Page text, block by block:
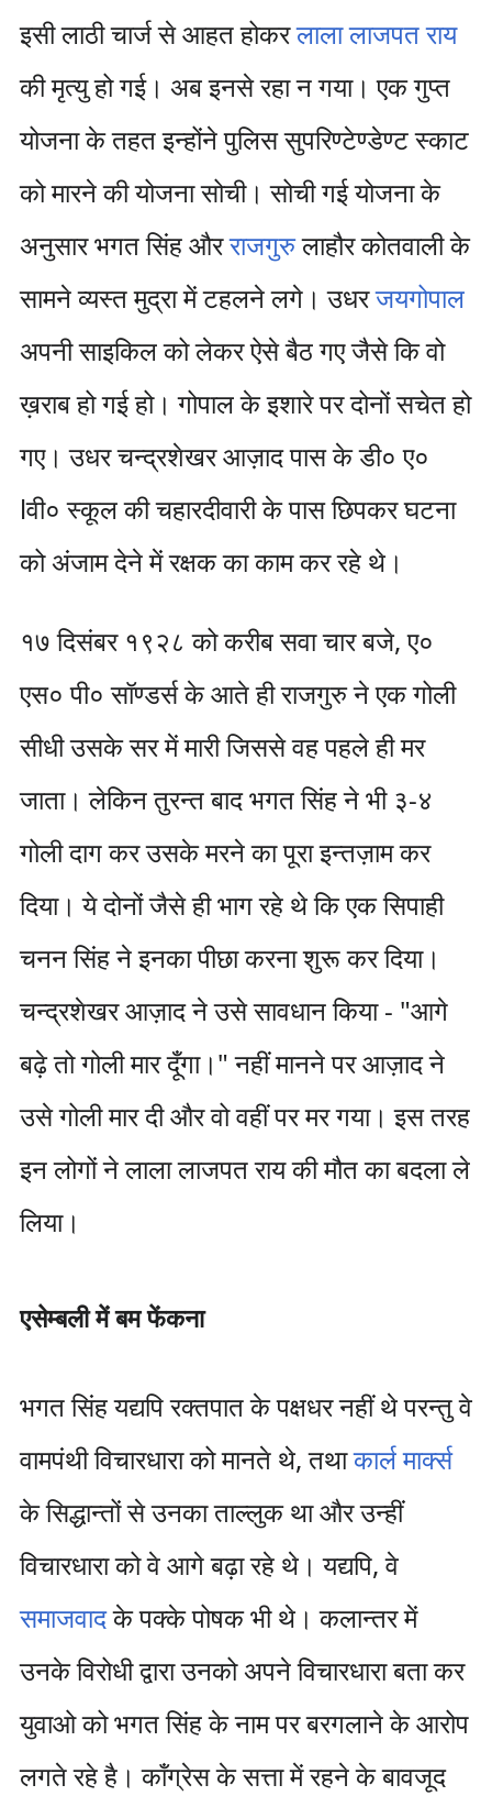
इसी लाठी चार्ज से आहत होकरलाला लाजपत राय
की मृत्यु हो गई। अब इनसे रहा न गया। एक गुप्त
योजना के तहत इन्होंने पुलिस सुपरिण्टेण्डेण्ट स्काट
को मारने की योजना सोची। सोची गई योजना के
अनुसार भगत सिंह औरराजगुरुलाहौर कोतवाली के
सामने व्यस्त मुद्रा में टहलने लगे। उधरजयगोपाल
अपनी साइकिल को लेकर ऐसे बैठ गए जैसे कि वो
ख़राब हो गई हो। गोपाल के इशारे पर दोनों सचेत हो
गए। उधर चन्द्रशेखर आज़ाद पास के डी० ए०
lवी० स्कूल की चहारदीवारी के पास छिपकर घटना
को अंजाम देने में रक्षक का काम कर रहे थे।
१७ दिसंबर १९२८ को करीब सवा चार बजे, ए०
एस० पी० सॉण्डर्स के आते ही राजगुरु ने एक गोली
सीधी उसके सर में मारी जिससे वह पहले ही मर
जाता। लेकिन तुरन्त बाद भगत सिंह ने भी ३-४
गोली दाग कर उसके मरने का पूरा इन्तज़ाम कर
दिया। ये दोनों जैसे ही भाग रहे थे कि एक सिपाही
चनन सिंह ने इनका पीछा करना शुरू कर दिया।
चन्द्रशेखर आज़ाद ने उसे सावधान किया - "आगे
बढ़े तो गोली मार दूँगा।" नहीं मानने पर आज़ाद ने
उसे गोली मार दी और वो वहीं पर मर गया। इस तरह
इन लोगों ने लाला लाजपत राय की मौत का बदला ले
लिया।
एसेम्बली में बम फेंकना
भगत सिंह यद्यपि रक्तपात के पक्षधर नहीं थे परन्तु वे
वामपंथी विचारधारा को मानते थे, तथाकार्ल मार्क्स
के सिद्धान्तों से उनका ताल्लुक था और उन्हीं
विचारधारा को वे आगे बढ़ा रहे थे। यद्यपि, वे
समाजवादके पक्के पोषक भी थे। कलान्तर में
उनके विरोधी द्वारा उनको अपने विचारधारा बता कर
युवाओ को भगत सिंह के नाम पर बरगलाने के आरोप
लगते रहे है। कॉंग्रेस के सत्ता में रहने के बावजूद